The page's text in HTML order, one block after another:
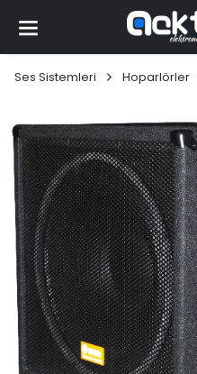
Ses Sistemleri Hoparlörler